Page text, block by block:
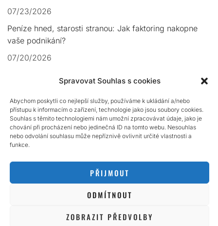
Spravovat Souhlas s cookies
Abychom poskytli co nejlepší služby, používáme k ukládání a/nebo
přístupu k informacím o zařízení, technologie jako jsou soubory cookies.
Souhlas s těmito technologiemi nám umožní zpracovávat údaje, jako je
chování při procházení nebo jedinečná ID na tomto webu. Nesouhlas
nebo odvolání souhlasu může nepříznivě ovlivnit určité vlastnosti a
funkce.
PŘIJMOUT
ODMÍTNOUT
ZOBRAZIT PŘEDVOLBY
07/23/2026
Peníze hned, starosti stranou: Jak faktoring nakopne
vaše podnikání?
07/20/2026
07/19/2026
Volyně v dluhové pasti? Cesta ven vede přes chytrou
půjčku!
UNITEDTHEME